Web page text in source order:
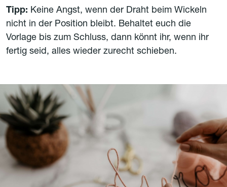
Tipp: Keine Angst, wenn der Draht beim Wickeln
nicht in der Position bleibt. Behaltet euch die
Vorlage bis zum Schluss, dann könnt ihr, wenn ihr
fertig seid, alles wieder zurecht schieben.